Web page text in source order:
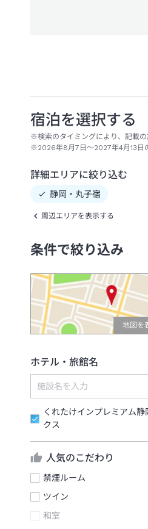
宿泊を選択する
※検索のタイミングにより、記載の
※2026年8月7日～2027年4月13日
詳細エリアに絞り込む
静岡・丸子宿
周辺エリアを表示する
条件で絞り込み
地図を
ホテル・旅館名
くれたけインプレミアム静
クス
人気のこだわり
禁煙ルーム
ツイン
和室